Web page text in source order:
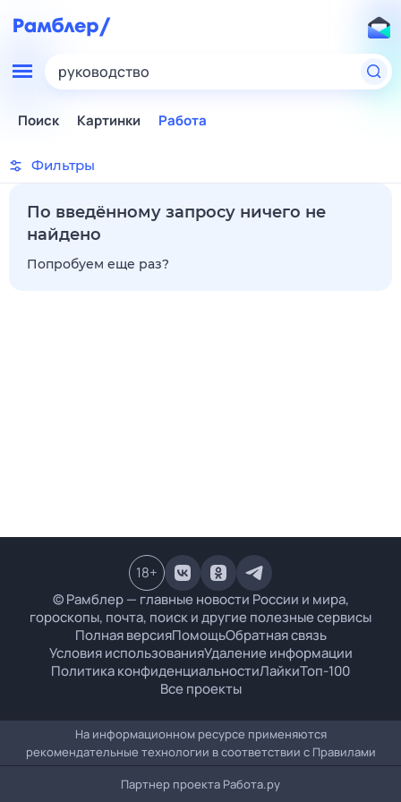
руководство
Поиск Картинки Работа
Фильтры
По введённому запросу ничего не
найдено
Попробуем еще раз?
© Рамблер — главные новости России и мира,
гороскопы, почта, поиск и другие полезные сервисы
Полная версияПомощьОбратная связь
Условия использованияУдаление информации
Политика конфиденциальностиЛайкиТоп-100
Все проекты
18+
На информационном ресурсе применяются
рекомендательные технологии в соответствии с Правилами
Партнер проекта Работа.ру